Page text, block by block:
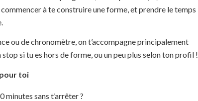
commencer à te construire une forme, et prendre le temps
ou de chronomètre, on t’accompagne principalement
stop si tu es hors de forme, ou un peu plus selon ton profil !
toi
minutes sans t’arrêter ?